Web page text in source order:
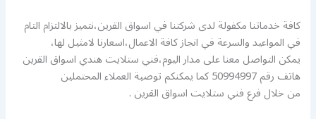
كافة خدماتنا مكفولة لدى شركتنا في اسواق القرين،نتميز بالالتزام التام
في المواعيد والسرعة في انجاز كافة الاعمال،اسعارنا لامثيل لها،
يمكن التواصل معنا على مدار اليوم،فني ستلايت هندي اسواق القرين
هاتف رقم 50994997 كما يمكنكم توصية العملاء المحتملين
من خلال فرع فني ستلايت اسواق القرين .